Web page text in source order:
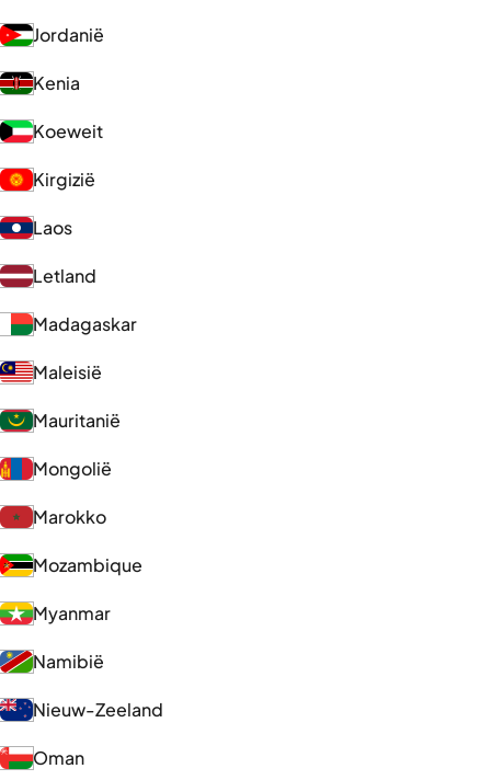
Jordanië
Kenia
Koeweit
Kirgizië
Laos
Letland
Madagaskar
Maleisië
Mauritanië
Mongolië
Marokko
Mozambique
Myanmar
Namibië
Nieuw-Zeeland
Oman